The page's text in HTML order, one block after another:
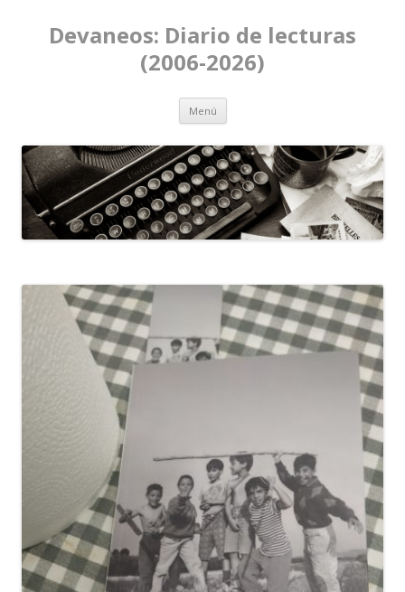
Devaneos: Diario de lecturas
(2006-2026)
Menú Ir al contenido